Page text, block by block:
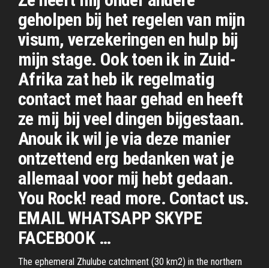
geholpen bij het regelen van mijn
visum, verzekeringen en hulp bij
mijn stage. Ook toen ik in Zuid-
Afrika zat heb ik regelmatig
contact met haar gehad en heeft
ze mij bij veel dingen bijgestaan.
Anouk ik wil je via deze manier
ontzettend erg bedanken wat je
allemaal voor mij hebt gedaan.
You Rock! read more. Contact us.
EMAIL WHATSAPP SKYPE
FACEBOOK …
The ephemeral Zhulube catchment (30 km2) in the northern